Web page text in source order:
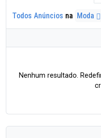
Todos Anúncios na Moda
Nenhum resultado.